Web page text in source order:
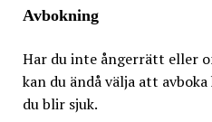
Avbokning
Har du inte ångerrätt eller
kan du ändå välja att
du blir sjuk.